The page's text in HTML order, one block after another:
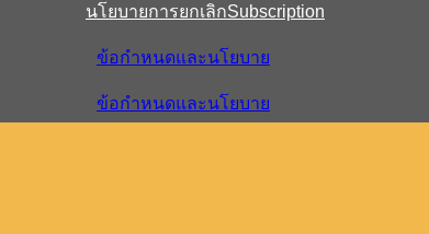
นโยบายการยกเลิกSubscription
ข้อกำหนดและนโยบาย
ข้อกำหนดและนโยบาย